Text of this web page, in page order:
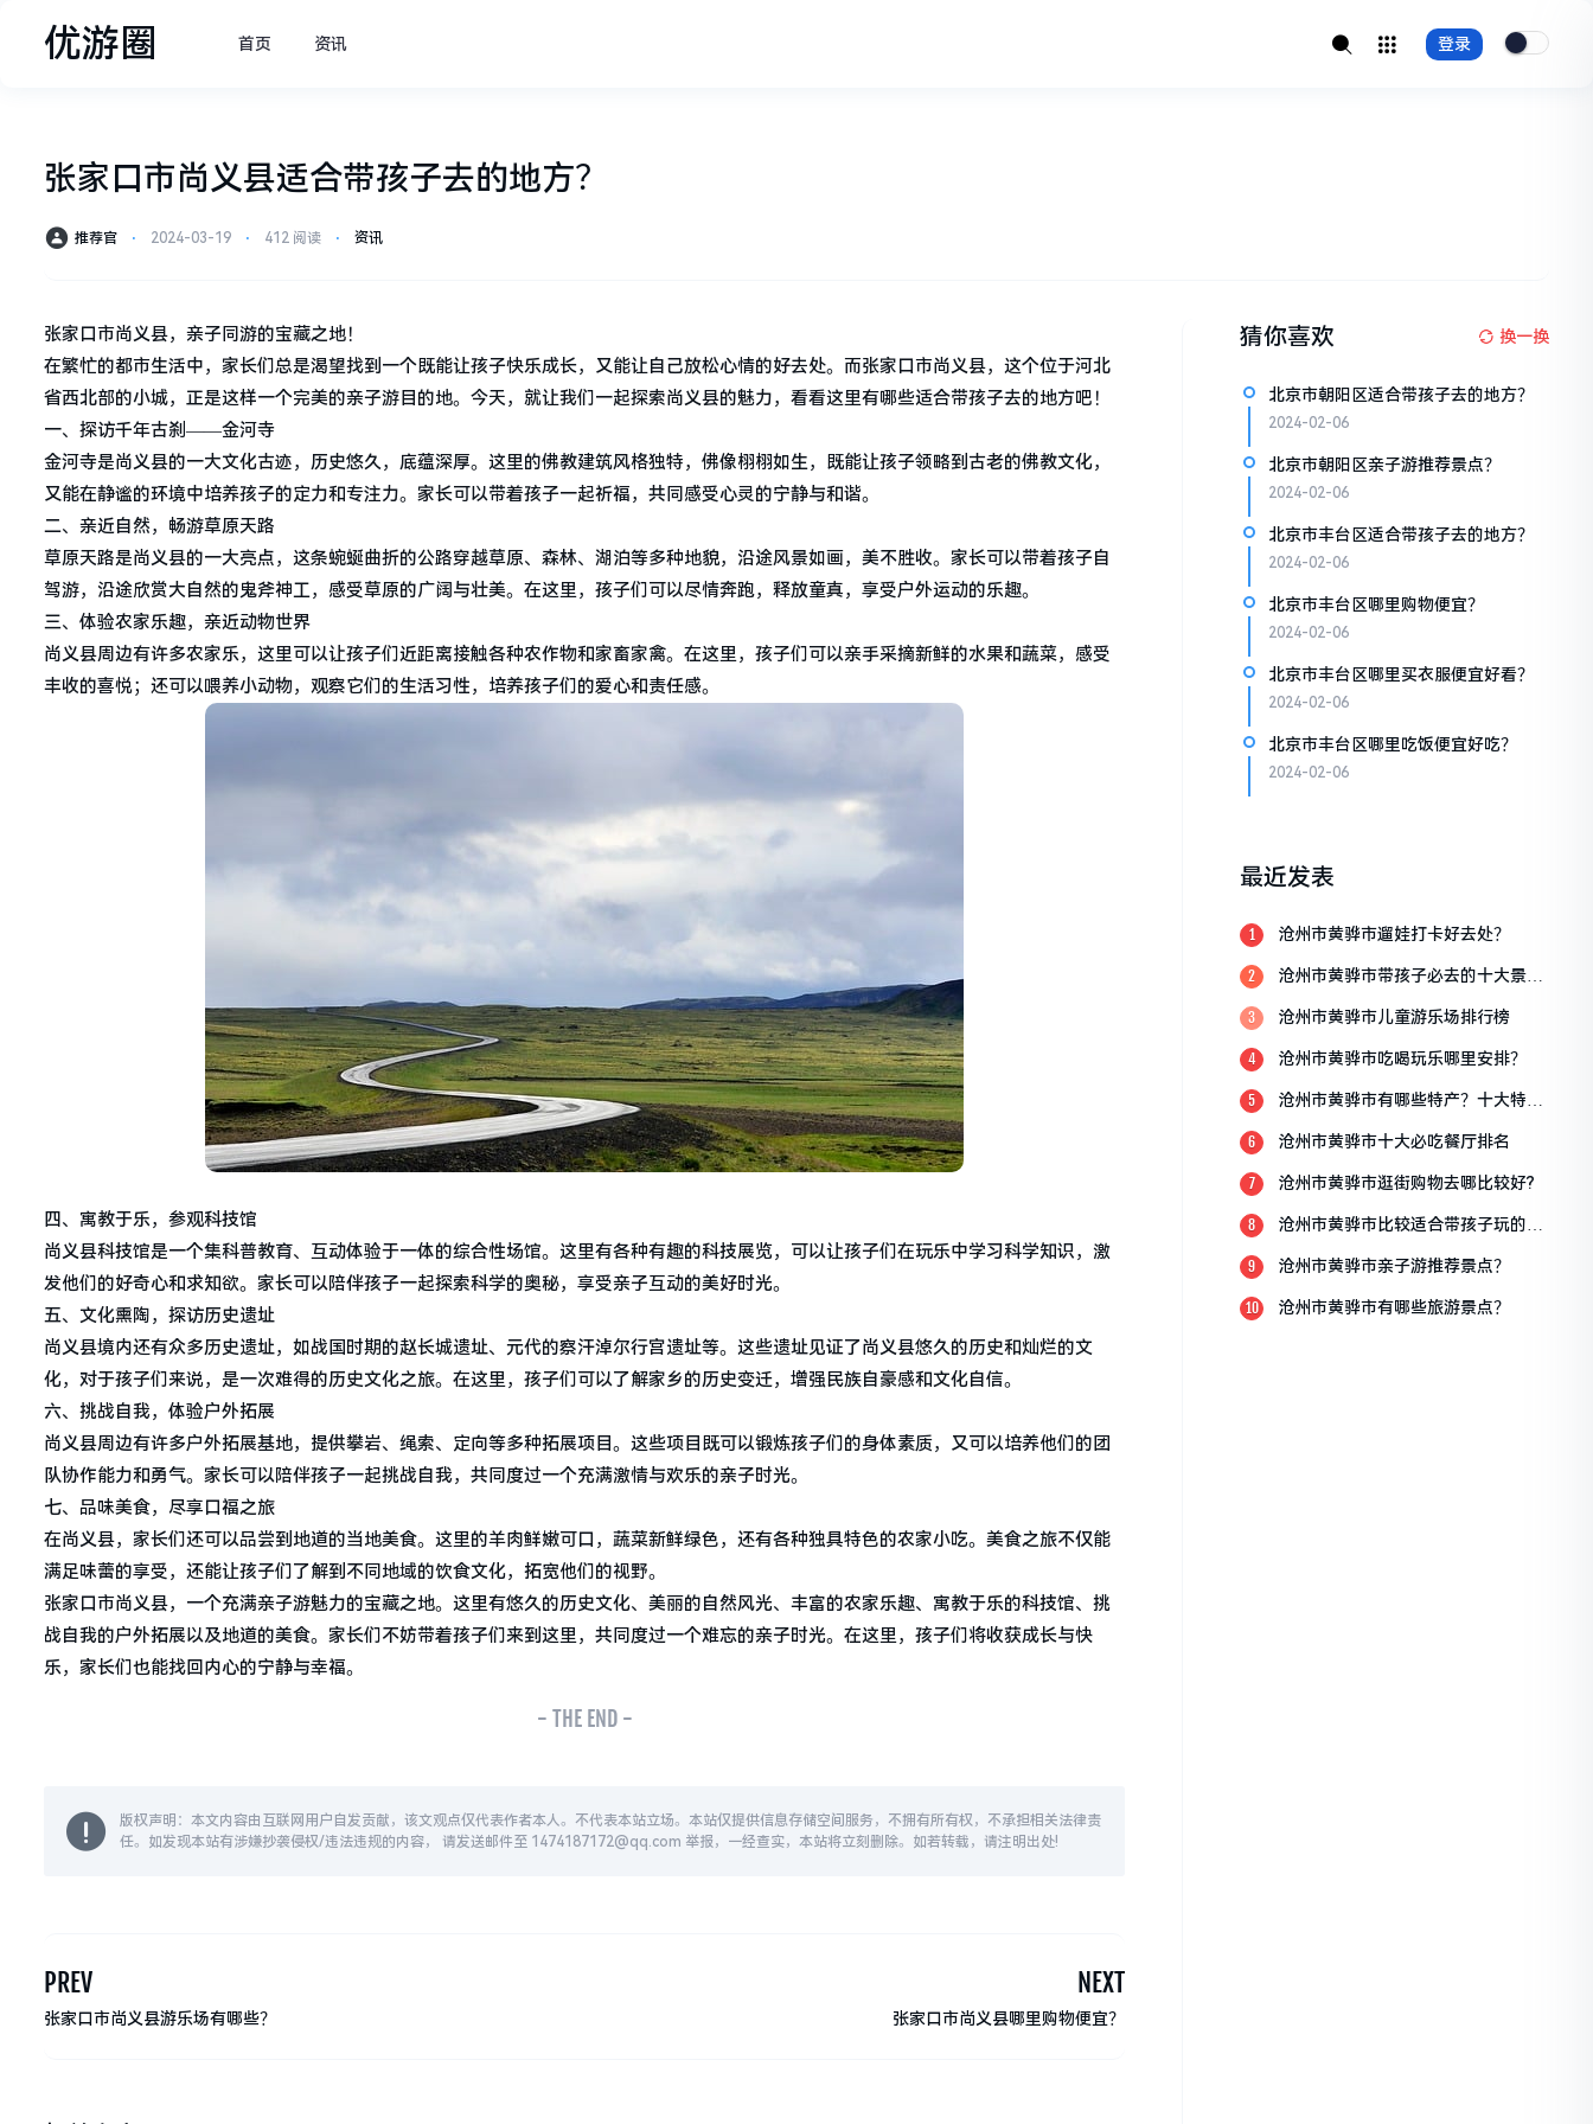
优游圈 首页 资讯 登录
张家口市尚义县适合带孩子去的地方？
推荐官 ⋅ 2024-03-19 ⋅ 412 阅读 ⋅ 资讯
张家口市尚义县，亲子同游的宝藏之地！
在繁忙的都市生活中，家长们总是渴望找到一个既能让孩子快乐成长，又能让自己放松心情的好去处。而张家口市尚义县，这个位于河北
省西北部的小城，正是这样一个完美的亲子游目的地。今天，就让我们一起探索尚义县的魅力，看看这里有哪些适合带孩子去的地方吧！
一、探访千年古刹——金河寺
金河寺是尚义县的一大文化古迹，历史悠久，底蕴深厚。这里的佛教建筑风格独特，佛像栩栩如生，既能让孩子领略到古老的佛教文化，
又能在静谧的环境中培养孩子的定力和专注力。家长可以带着孩子一起祈福，共同感受心灵的宁静与和谐。
二、亲近自然，畅游草原天路
草原天路是尚义县的一大亮点，这条蜿蜒曲折的公路穿越草原、森林、湖泊等多种地貌，沿途风景如画，美不胜收。家长可以带着孩子自
驾游，沿途欣赏大自然的鬼斧神工，感受草原的广阔与壮美。在这里，孩子们可以尽情奔跑，释放童真，享受户外运动的乐趣。
三、体验农家乐趣，亲近动物世界
尚义县周边有许多农家乐，这里可以让孩子们近距离接触各种农作物和家畜家禽。在这里，孩子们可以亲手采摘新鲜的水果和蔬菜，感受
丰收的喜悦；还可以喂养小动物，观察它们的生活习性，培养孩子们的爱心和责任感。
四、寓教于乐，参观科技馆
尚义县科技馆是一个集科普教育、互动体验于一体的综合性场馆。这里有各种有趣的科技展览，可以让孩子们在玩乐中学习科学知识，激
发他们的好奇心和求知欲。家长可以陪伴孩子一起探索科学的奥秘，享受亲子互动的美好时光。
五、文化熏陶，探访历史遗址
尚义县境内还有众多历史遗址，如战国时期的赵长城遗址、元代的察汗淖尔行宫遗址等。这些遗址见证了尚义县悠久的历史和灿烂的文
化，对于孩子们来说，是一次难得的历史文化之旅。在这里，孩子们可以了解家乡的历史变迁，增强民族自豪感和文化自信。
六、挑战自我，体验户外拓展
尚义县周边有许多户外拓展基地，提供攀岩、绳索、定向等多种拓展项目。这些项目既可以锻炼孩子们的身体素质，又可以培养他们的团
队协作能力和勇气。家长可以陪伴孩子一起挑战自我，共同度过一个充满激情与欢乐的亲子时光。
七、品味美食，尽享口福之旅
在尚义县，家长们还可以品尝到地道的当地美食。这里的羊肉鲜嫩可口，蔬菜新鲜绿色，还有各种独具特色的农家小吃。美食之旅不仅能
满足味蕾的享受，还能让孩子们了解到不同地域的饮食文化，拓宽他们的视野。
张家口市尚义县，一个充满亲子游魅力的宝藏之地。这里有悠久的历史文化、美丽的自然风光、丰富的农家乐趣、寓教于乐的科技馆、挑
战自我的户外拓展以及地道的美食。家长们不妨带着孩子们来到这里，共同度过一个难忘的亲子时光。在这里，孩子们将收获成长与快
乐，家长们也能找回内心的宁静与幸福。
- THE END -
版权声明：本文内容由互联网用户自发贡献，该文观点仅代表作者本人。不代表本站立场。本站仅提供信息存储空间服务，不拥有所有权，不承担相关法律责
任。如发现本站有涉嫌抄袭侵权/违法违规的内容， 请发送邮件至 1474187172@qq.com 举报，一经查实，本站将立刻删除。如若转载，请注明出处!
PREV
张家口市尚义县游乐场有哪些？
NEXT
张家口市尚义县哪里购物便宜？
猜你喜欢 换一换
北京市朝阳区适合带孩子去的地方？
2024-02-06
北京市朝阳区亲子游推荐景点？
2024-02-06
北京市丰台区适合带孩子去的地方？
2024-02-06
北京市丰台区哪里购物便宜？
2024-02-06
北京市丰台区哪里买衣服便宜好看？
2024-02-06
北京市丰台区哪里吃饭便宜好吃？
2024-02-06
最近发表
1 沧州市黄骅市遛娃打卡好去处？
2
沧州市黄骅市带孩子必去的十大景
3 沧州市黄骅市儿童游乐场排行榜
4 沧州市黄骅市吃喝玩乐哪里安排？
5
沧州市黄骅市有哪些特产？十大特产
6 沧州市黄骅市十大必吃餐厅排名
7 沧州市黄骅市逛街购物去哪比较好?
8
沧州市黄骅市比较适合带孩子玩的地
9 沧州市黄骅市亲子游推荐景点？
10 沧州市黄骅市有哪些旅游景点？